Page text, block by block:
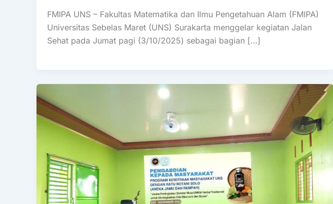
FMIPA UNS – Fakultas Matematika dan Ilmu Pengetahuan Alam (FMIPA)
Universitas Sebelas Maret (UNS) Surakarta menggelar kegiatan Jalan
Sehat pada Jumat pagi (3/10/2025) sebagai bagian […]